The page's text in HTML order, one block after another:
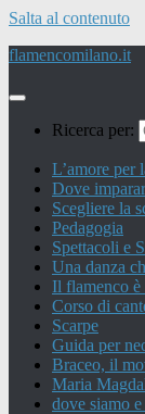
Salta al contenuto
flamencomilano.it
Ricerca per:
L’amore per
Dove
Scegliere la
Pedagogia
Spettacoli e
Una danza
Il flamenco è
Corso di
Scarpe
Guida per
Braceo, il
Maria
dove siamo